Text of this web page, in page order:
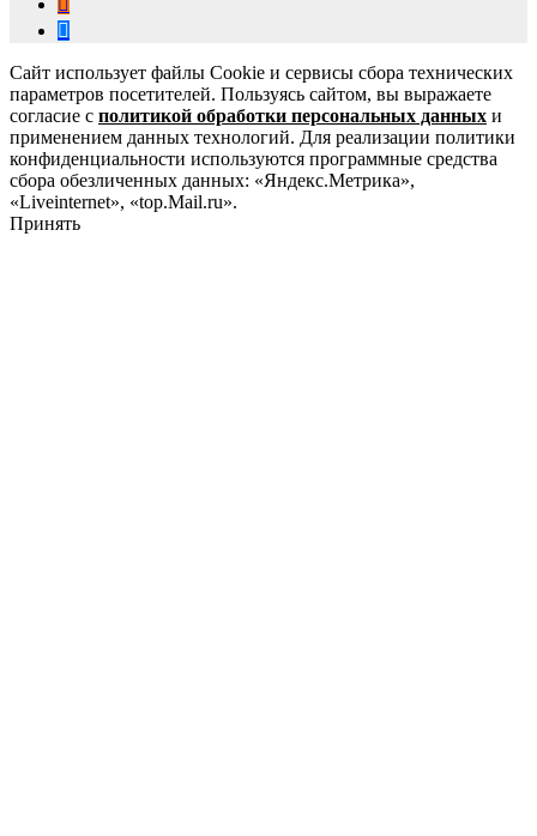
Сайт использует файлы Cookie и сервисы сбора технических
параметров посетителей. Пользуясь сайтом, вы выражаете
согласие с политикой обработки персональных данных и
применением данных технологий. Для реализации политики
конфиденциальности используются программные средства
сбора обезличенных данных: «Яндекс.Метрика»,
«Liveinternet», «top.Mail.ru».
Принять